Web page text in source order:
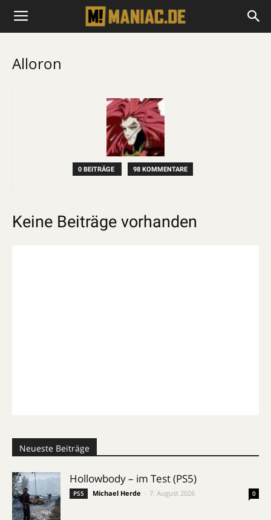
Alloron
0 BEITRÄGE 98 KOMMENTARE
Keine Beiträge vorhanden
Neueste Beiträge
Hollowbody – im Test (PS5)
PS5 Michael Herde 7. August 2026 0